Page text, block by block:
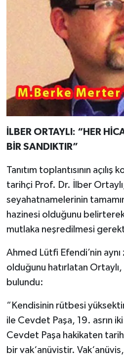
İLBER ORTAYLI: “HER
BİR SANDIKTIR”
Tanıtım toplantısının açılış
tarihçi Prof. Dr. İlber
seyahatnamelerinin
hazinesi olduğunu
mutlaka neşredilmesi
Ahmed Lütfi Efendi’nin
olduğunu hatırlatan
bulundu:
“Kendisinin rütbesi
ile Cevdet Paşa, 19. asrın
Cevdet Paşa hakikaten
bir vak‘anüvistir.